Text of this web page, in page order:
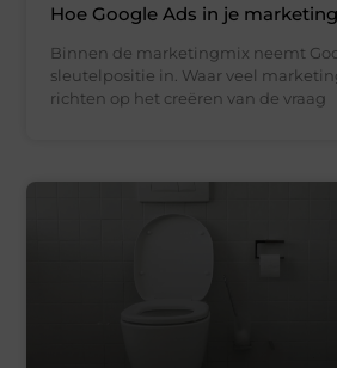
Hoe Google Ads in je
Binnen de marketingmix neemt
sleutelpositie in. Waar veel
richten op het creëren van de vraag